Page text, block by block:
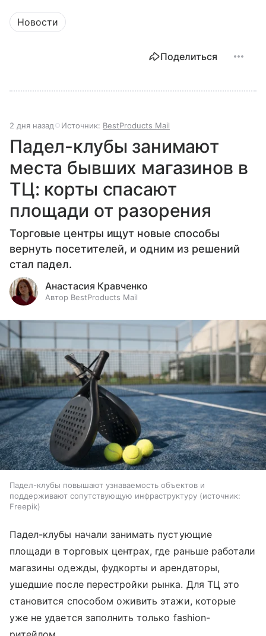
Новости
Поделиться
2 дня назад Источник: BestProducts Mail
Падел-клубы занимают
места бывших магазинов в
ТЦ: корты спасают
площади от разорения
Торговые центры ищут новые способы
вернуть посетителей, и одним из решений
стал падел.
Анастасия Кравченко
Автор BestProducts Mail
Падел-клубы повышают узнаваемость объектов и
поддерживают сопутствующую инфраструктуру
источник:
Freepik
Падел-клубы начали занимать пустующие
площади в торговых центрах, где раньше работали
магазины одежды, фудкорты и арендаторы,
ушедшие после перестройки рынка. Для ТЦ это
становится способом оживить этажи, которые
уже не удается заполнить только fashion-